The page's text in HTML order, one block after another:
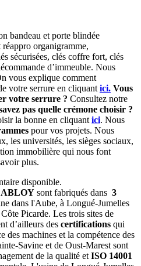
bandeau et porte blindée
organigramme,
sécurisées, clés coffre fort, clés
d’immeuble. Nous
vous explique comment
votre serrure en cliquant ici. Vous
votre serrure ? Consultez notre
pas quelle crémone choisir ?
la bonne en cliquant ici. Nous
pour vos projets. Nous
les universités, les sièges sociaux,
immobilière qui nous font
plus.
disponible.
ABLOY sont fabriqués dans 3
dans l'Aube, à Longué-Jumelles
Picarde. Les trois sites de
d’ailleurs des certifications qui
des machines et la compétence des
Savine et de Oust-Marest sont
de la qualité et ISO 14001